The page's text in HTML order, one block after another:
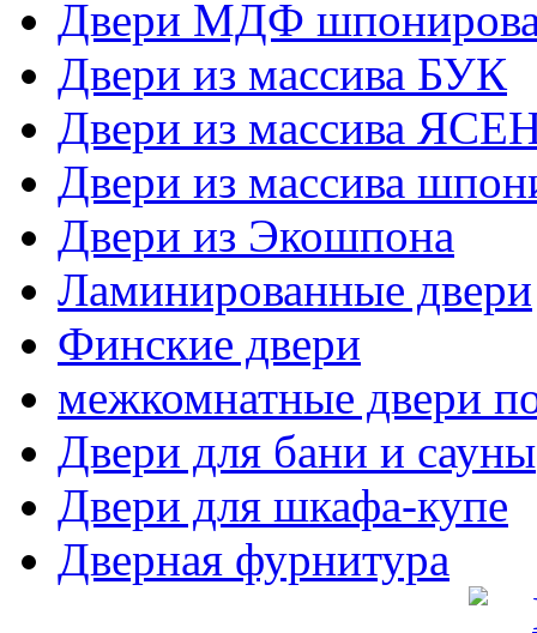
Двери МДФ
Двери из массива БУК
Двери из массива
Двери из массива
Двери из Экошпона
Ламинированные двери
Финские двери
межкомнатные двери
Двери для бани и сауны
Двери для шкафа-купе
Дверная фурнитура